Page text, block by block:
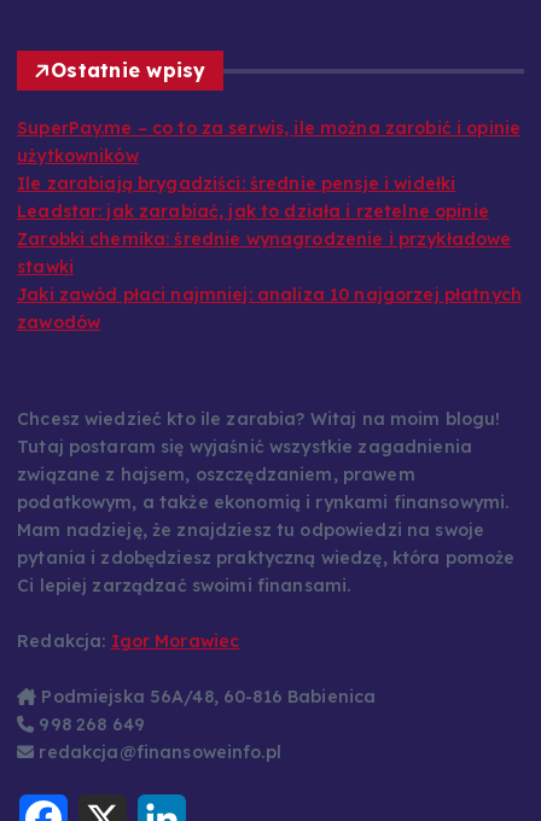
Ostatnie wpisy
SuperPay.me – co to za serwis, ile można zarobić i opinie
użytkowników
Ile zarabiają brygadziści: średnie pensje i widełki
Leadstar: jak zarabiać, jak to działa i rzetelne opinie
Zarobki chemika: średnie wynagrodzenie i przykładowe
stawki
Jaki zawód płaci najmniej: analiza 10 najgorzej płatnych
zawodów
Chcesz wiedzieć kto ile zarabia? Witaj na moim blogu!
Tutaj postaram się wyjaśnić wszystkie zagadnienia
związane z hajsem, oszczędzaniem, prawem
podatkowym, a także ekonomią i rynkami finansowymi.
Mam nadzieję, że znajdziesz tu odpowiedzi na swoje
pytania i zdobędziesz praktyczną wiedzę, która pomoże
Ci lepiej zarządzać swoimi finansami.
Redakcja: Igor Morawiec
Podmiejska 56A/48, 60-816 Babienica
998 268 649
redakcja@finansoweinfo.pl
X